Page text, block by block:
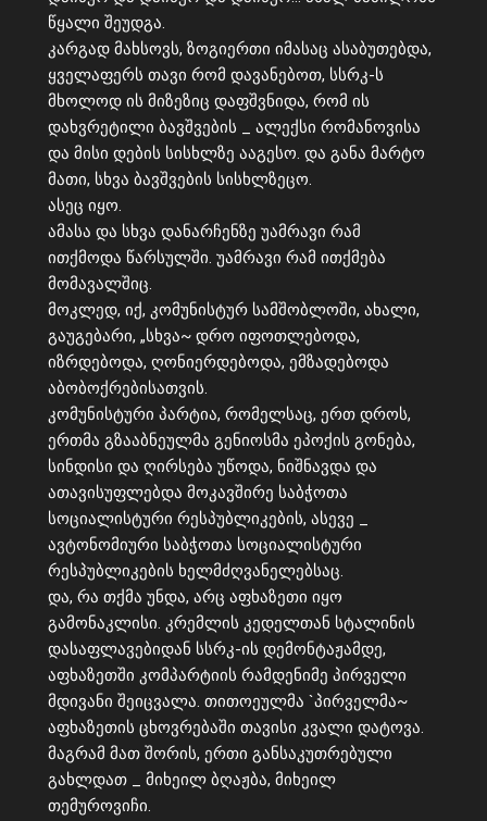
წყალი შეუდგა.
კარგად მახსოვს, ზოგიერთი იმასაც ასაბუთებდა,
ყველაფერს თავი რომ დავანებოთ, სსრკ-ს
მხოლოდ ის მიზეზიც დაფშვნიდა, რომ ის
დახვრეტილი ბავშვების _ ალექსი რომანოვისა
და მისი დების სისხლზე ააგესო. და განა მარტო
მათი, სხვა ბავშვების სისხლზეცო.
ასეც იყო.
ამასა და სხვა დანარჩენზე უამრავი რამ
ითქმოდა წარსულში. უამრავი რამ ითქმება
მომავალშიც.
მოკლედ, იქ, კომუნისტურ სამშობლოში, ახალი,
გაუგებარი, „სხვა~ დრო იფოთლებოდა,
იზრდებოდა, ღონიერდებოდა, ემზადებოდა
აბობოქრებისათვის.
კომუნისტური პარტია, რომელსაც, ერთ დროს,
ერთმა გზააბნეულმა გენიოსმა ეპოქის გონება,
სინდისი და ღირსება უწოდა, ნიშნავდა და
ათავისუფლებდა მოკავშირე საბჭოთა
სოციალისტური რესპუბლიკების, ასევე _
ავტონომიური საბჭოთა სოციალისტური
რესპუბლიკების ხელმძღვანელებსაც.
და, რა თქმა უნდა, არც აფხაზეთი იყო
გამონაკლისი. კრემლის კედელთან სტალინის
დასაფლავებიდან სსრკ-ის დემონტაჟამდე,
აფხაზეთში კომპარტიის რამდენიმე პირველი
მდივანი შეიცვალა. თითოეულმა `პირველმა~
აფხაზეთის ცხოვრებაში თავისი კვალი დატოვა.
მაგრამ მათ შორის, ერთი განსაკუთრებული
გახლდათ _ მიხეილ ბღაჟბა, მიხეილ
თემუროვიჩი.